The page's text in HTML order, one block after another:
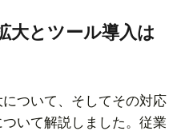
大とツール導入は
ついて、そしてその対応
いて解説しました。従業